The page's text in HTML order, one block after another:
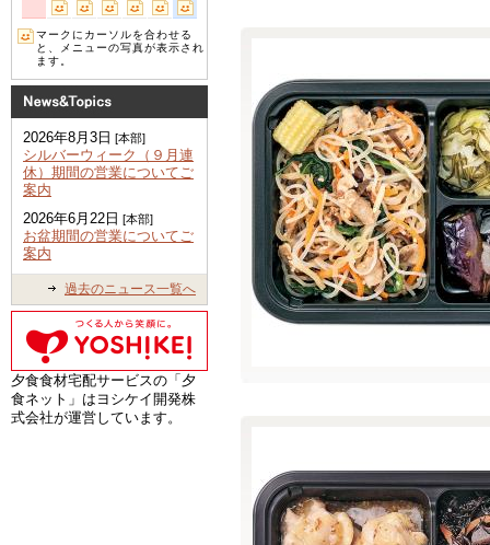
マークにカーソルを合わせる
と、メニューの写真が表示され
ます。
2026年8月3日 [本部]
シルバーウィーク（９月連
休）期間の営業についてご
案内
2026年6月22日 [本部]
お盆期間の営業についてご
案内
過去のニュース一覧へ
夕食食材宅配サービスの「夕
食ネット」はヨシケイ開発株
式会社が運営しています。